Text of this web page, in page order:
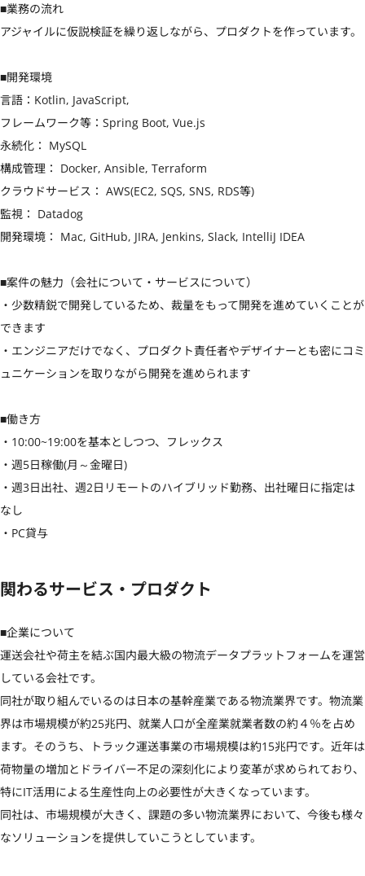
■業務の流れ
アジャイルに仮説検証を繰り返しながら、プロダクトを作っています。
■開発環境
言語：Kotlin, JavaScript,
フレームワーク等：Spring Boot, Vue.js
永続化： MySQL
構成管理： Docker, Ansible, Terraform
クラウドサービス： AWS(EC2, SQS, SNS, RDS等)
監視： Datadog
開発環境： Mac, GitHub, JIRA, Jenkins, Slack, IntelliJ IDEA
■案件の魅力（会社について・サービスについて）
・少数精鋭で開発しているため、裁量をもって開発を進めていくことが
できます
・エンジニアだけでなく、プロダクト責任者やデザイナーとも密にコミ
ュニケーションを取りながら開発を進められます
■働き方
・10:00~19:00を基本としつつ、フレックス
・週5日稼働(月～金曜日)
・週3日出社、週2日リモートのハイブリッド勤務、出社曜日に指定は
なし
・PC貸与
関わるサービス・プロダクト
■企業について
運送会社や荷主を結ぶ国内最大級の物流データプラットフォームを運営
している会社です。
同社が取り組んでいるのは日本の基幹産業である物流業界です。物流業
界は市場規模が約25兆円、就業人口が全産業就業者数の約４％を占め
ます。そのうち、トラック運送事業の市場規模は約15兆円です。近年は
荷物量の増加とドライバー不足の深刻化により変革が求められており、
特にIT活用による生産性向上の必要性が大きくなっています。
同社は、市場規模が大きく、課題の多い物流業界において、今後も様々
なソリューションを提供していこうとしています。